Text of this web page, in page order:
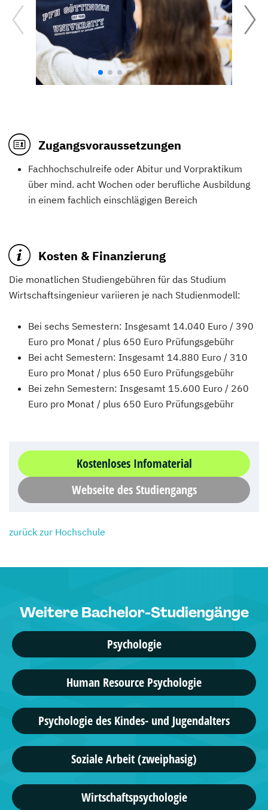
Zugangsvoraussetzungen
Fachhochschulreife oder Abitur und Vorpraktikum
über mind. acht Wochen oder berufliche Ausbildung
in einem fachlich einschlägigen Bereich
Kosten & Finanzierung
Die monatlichen Studiengebühren für das Studium
Wirtschaftsingenieur variieren je nach Studienmodell:
Bei sechs Semestern: Insgesamt 14.040 Euro / 390
Euro pro Monat / plus 650 Euro Prüfungsgebühr
Bei acht Semestern: Insgesamt 14.880 Euro / 310
Euro pro Monat / plus 650 Euro Prüfungsgebühr
Bei zehn Semestern: Insgesamt 15.600 Euro / 260
Euro pro Monat / plus 650 Euro Prüfungsgebühr
Kostenloses Infomaterial
Webseite des Studiengangs
zurück zur Hochschule
Weitere Bachelor-Studiengänge
Psychologie
Human Resource Psychologie
Psychologie des Kindes- und Jugendalters
Soziale Arbeit (zweiphasig)
Wirtschaftspsychologie